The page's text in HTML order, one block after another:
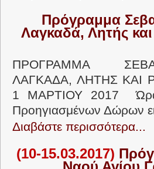
Πρόγραμμα
Λαγκαδά, Λητής
ΠΡΟΓΡΑΜΜΑ
ΛΑΓΚΑΔΑ, ΛΗΤΗΣ ΚΑΙ
1 ΜΑΡΤΙΟΥ 2017 Ώρα
Προηγιασμένων Δώρων
Διαβάστε περισσότερα...
(10-15.03.2017)